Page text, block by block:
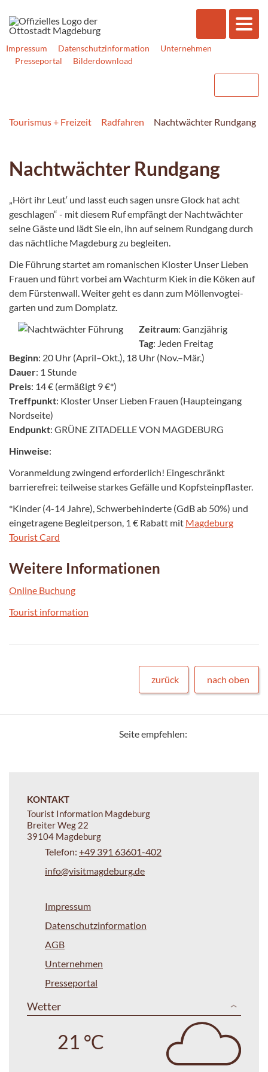
Impressum Datenschutzinformation
Unternehmen
Presseportal
Bilderdownload
Tourismus + Freizeit Radfahren Nachtwächter Rundgang
Nachtwächter Rundgang
„Hört ihr Leut‘ und lasst euch sagen unsre Glock hat acht
geschlagen“ - mit diesem Ruf empfängt der Nachtwächter
seine Gäste und lädt Sie ein, ihn auf seinem Rundgang durch
das nächtliche Magdeburg zu begleiten.
Die Führung startet am romanischen Kloster Unser Lieben
Frauen und führt vorbei am Wachturm Kiek in die Köken auf
dem Fürsten­wall. Weiter geht es dann zum Möllen­vogtei­
garten und zum Domplatz.
Zeitraum: Ganzjährig
Tag: Jeden Freitag
Beginn: 20 Uhr (April–Okt.), 18 Uhr (Nov.–Mär.)
Dauer: 1 Stunde
Preis: 14 € (ermäßigt 9 €*)
Treffpunkt: Kloster Unser Lieben Frauen (Haupteingang
Nordseite)
Endpunkt: GRÜNE ZITADELLE VON MAGDEBURG
Hinweise:
Voranmeldung zwingend erforderlich! Eingeschränkt
barrierefrei: teilweise starkes Gefälle und Kopfsteinpflaster.
*Kinder (4-14 Jahre), Schwerbehinderte (GdB ab 50%) und
eingetragene Begleitperson, 1 € Rabatt mit Magdeburg
Tourist Card
Weitere Informationen
Online Buchung
Tourist information
zurück nach oben
Seite empfehlen:
KONTAKT
Tourist Information Magdeburg
Breiter Weg 22
39104 Magdeburg
Telefon: +49 391 63601-402
info@visitmagdeburg.de
Impressum
Datenschutzinformation
AGB
Unternehmen
Presseportal
Wetter
21 °C